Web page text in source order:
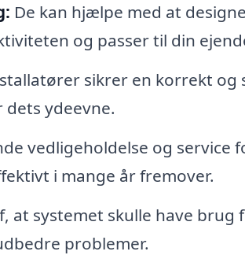
De kan hjælpe med at
og passer til din
sikrer en korrekt
ydeevne.
vedligeholdelse og
i mange år fremover.
at systemet skulle have brug
problemer.